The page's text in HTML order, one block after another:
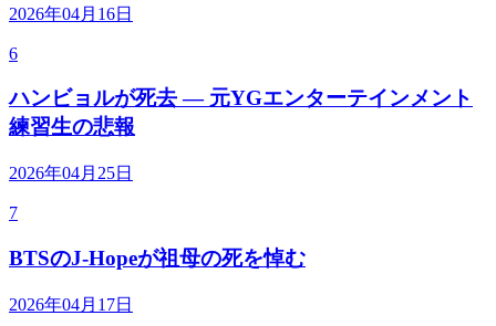
2026年04月16日
6
ハンビョルが死去 — 元YGエンターテインメント
練習生の悲報
2026年04月25日
7
BTSのJ-Hopeが祖母の死を悼む
2026年04月17日